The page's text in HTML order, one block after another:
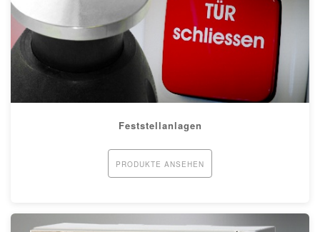
Feststellanlagen
PRODUKTE ANSEHEN